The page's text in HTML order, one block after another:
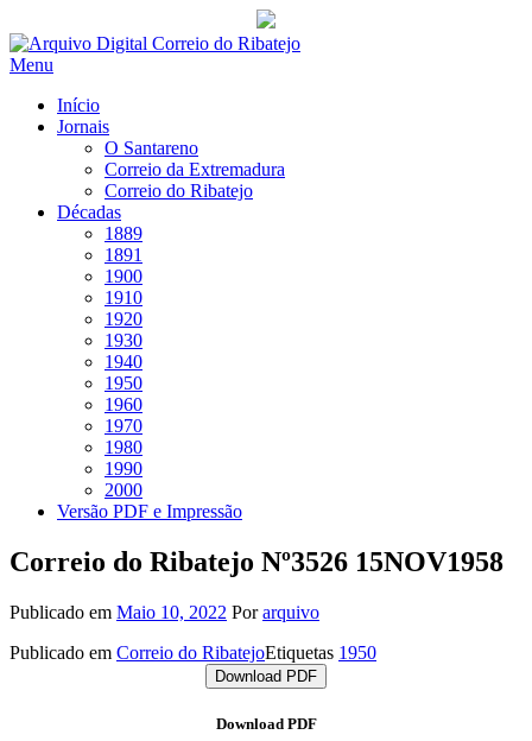
Saltar
para
Menu
Início
Jornais
O Santareno
Correio da Extremadura
Correio do Ribatejo
Décadas
1889
1891
1900
1910
1920
1930
1940
1950
1960
1970
1980
1990
2000
Versão PDF e Impressão
Correio do Ribatejo Nº3526 15NOV1958
Publicado em Maio 10, 2022 Porarquivo
Publicado em Correio do RibatejoEtiquetas 1950
Download PDF
Download PDF